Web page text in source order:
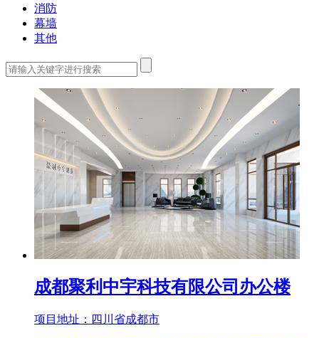
消防
幕墙
其他
成都聚利中宇科技有限公司办公楼
项目地址：四川省成都市